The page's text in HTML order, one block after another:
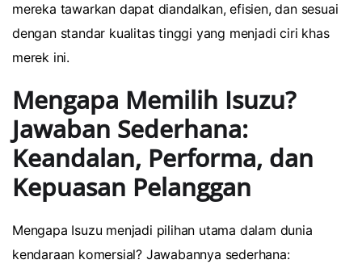
mereka tawarkan dapat diandalkan, efisien, dan sesuai
dengan standar kualitas tinggi yang menjadi ciri khas
merek ini.
Mengapa Memilih Isuzu?
Jawaban Sederhana:
Keandalan, Performa, dan
Kepuasan Pelanggan
Mengapa Isuzu menjadi pilihan utama dalam dunia
kendaraan komersial? Jawabannya sederhana: